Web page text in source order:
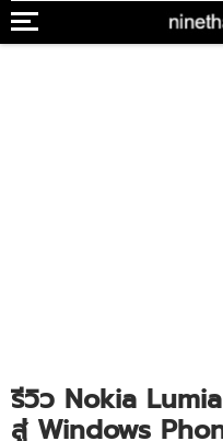
รีวิว Nokia
สู่ Windows